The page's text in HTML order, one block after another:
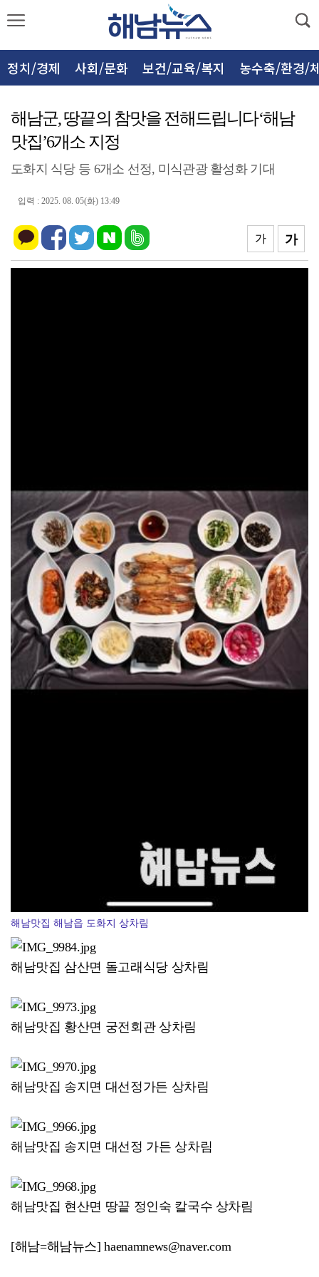
정치/경제 사회/문화 보건/교육/복지 농수축/환경/
해남군, 땅끝의 참맛을 전해드립니다‘해남
맛집’6개소 지정
도화지 식당 등 6개소 선정, 미식관광 활성화 기대
입력 : 2025. 08. 05(화) 13:49
가
가
해남맛집 해남읍 도화지 상차림
해남맛집 삼산면 돌고래식당 상차림
해남맛집 황산면 궁전회관 상차림
해남맛집 송지면 대선정가든 상차림
해남맛집 송지면 대선정 가든 상차림
해남맛집 현산면 땅끝 정인숙 칼국수 상차림
[해남=해남뉴스] haenamnews@naver.com